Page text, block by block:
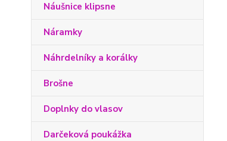
Náušnice klipsne
Náramky
Náhrdelníky a korálky
Brošne
Doplnky do vlasov
Darčeková poukážka